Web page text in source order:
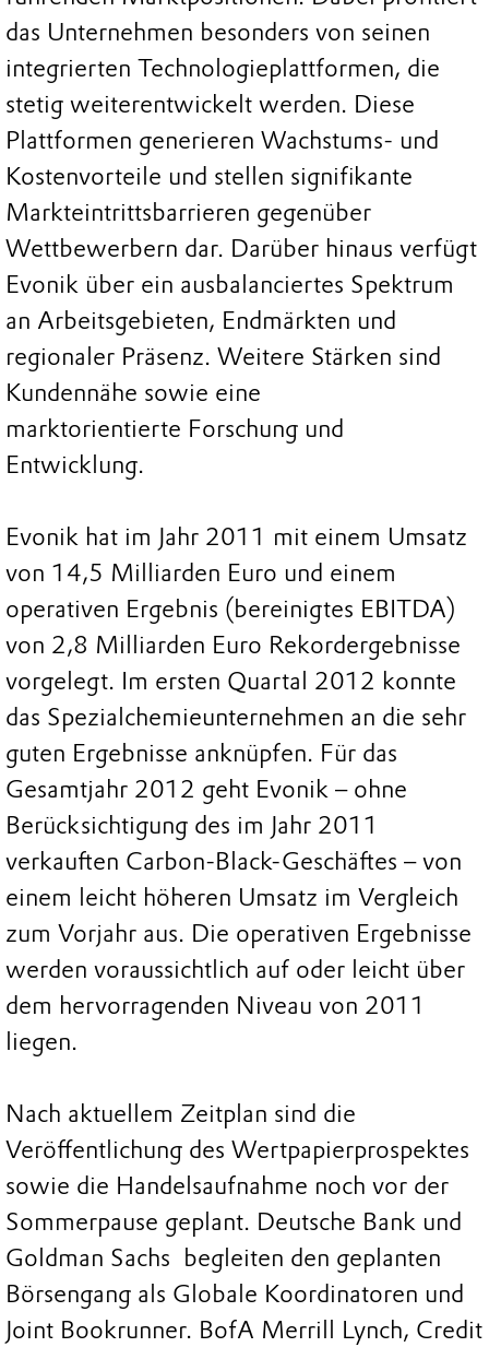
das Unternehmen besonders von seinen
integrierten Technologieplattformen, die
stetig weiterentwickelt werden. Diese
Plattformen generieren Wachstums- und
Kostenvorteile und stellen signifikante
Markteintrittsbarrieren gegenüber
Wettbewerbern dar. Darüber hinaus verfügt
Evonik über ein ausbalanciertes Spektrum
an Arbeitsgebieten, Endmärkten und
regionaler Präsenz. Weitere Stärken sind
Kundennähe sowie eine
marktorientierte Forschung und
Entwicklung.
Evonik hat im Jahr 2011 mit einem Umsatz
von 14,5 Milliarden Euro und einem
operativen Ergebnis (bereinigtes EBITDA)
von 2,8 Milliarden Euro Rekordergebnisse
vorgelegt. Im ersten Quartal 2012 konnte
das Spezialchemieunternehmen an die sehr
guten Ergebnisse anknüpfen. Für das
Gesamtjahr 2012 geht Evonik – ohne
Berücksichtigung des im Jahr 2011
verkauften Carbon-Black-Geschäftes – von
einem leicht höheren Umsatz im Vergleich
zum Vorjahr aus. Die operativen Ergebnisse
werden voraussichtlich auf oder leicht über
dem hervorragenden Niveau von 2011
liegen.
Nach aktuellem Zeitplan sind die
Veröffentlichung des Wertpapierprospektes
sowie die Handelsaufnahme noch vor der
Sommerpause geplant. Deutsche Bank und
Goldman Sachs begleiten den geplanten
Börsengang als Globale Koordinatoren und
Joint Bookrunner. BofA Merrill Lynch, Credit